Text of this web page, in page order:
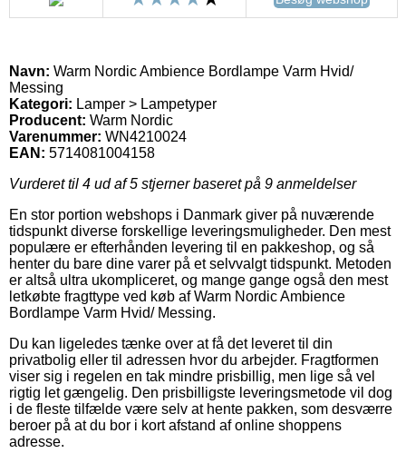
Navn: Warm Nordic Ambience Bordlampe Varm Hvid/
Messing
Kategori: Lamper > Lampetyper
Producent: Warm Nordic
Varenummer: WN4210024
EAN: 5714081004158
Vurderet til 4 ud af 5 stjerner baseret på 9 anmeldelser
En stor portion webshops i Danmark giver på nuværende
tidspunkt diverse forskellige leveringsmuligheder. Den mest
populære er efterhånden levering til en pakkeshop, og så
henter du bare dine varer på et selvvalgt tidspunkt. Metoden
er altså ultra ukompliceret, og mange gange også den mest
letkøbte fragttype ved køb af Warm Nordic Ambience
Bordlampe Varm Hvid/ Messing.
Du kan ligeledes tænke over at få det leveret til din
privatbolig eller til adressen hvor du arbejder. Fragtformen
viser sig i regelen en tak mindre prisbillig, men lige så vel
rigtig let gængelig. Den prisbilligste leveringsmetode vil dog
i de fleste tilfælde være selv at hente pakken, som desværre
beroer på at du bor i kort afstand af online shoppens
adresse.